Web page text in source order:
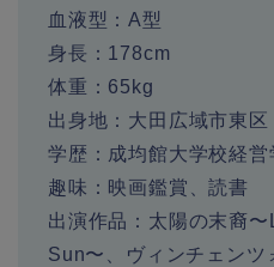
血液型：A型
身長：178cm
体重：65kg
出身地：大田広域市東区
学歴：成均館大学校経営
趣味：映画鑑賞、読書
出演作品：太陽の末裔
Sun〜、ヴィンチェンツ